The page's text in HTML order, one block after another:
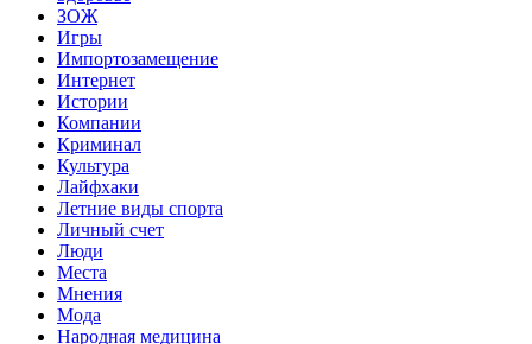
ЗОЖ
Игры
Импортозамещение
Интернет
Истории
Компании
Криминал
Культура
Лайфхаки
Летние виды спорта
Личный счет
Люди
Места
Мнения
Мода
Народная медицина